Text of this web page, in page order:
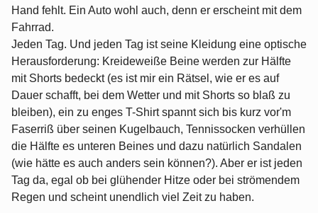
Hand fehlt. Ein Auto wohl auch, denn er erscheint mit dem
Fahrrad.
Jeden Tag. Und jeden Tag ist seine Kleidung eine optische
Herausforderung: Kreideweiße Beine werden zur Hälfte
mit Shorts bedeckt (es ist mir ein Rätsel, wie er es auf
Dauer schafft, bei dem Wetter und mit Shorts so blaß zu
bleiben), ein zu enges T-Shirt spannt sich bis kurz vor'm
Faserriß über seinen Kugelbauch, Tennissocken verhüllen
die Hälfte es unteren Beines und dazu natürlich Sandalen
(wie hätte es auch anders sein können?). Aber er ist jeden
Tag da, egal ob bei glühender Hitze oder bei strömendem
Regen und scheint unendlich viel Zeit zu haben.